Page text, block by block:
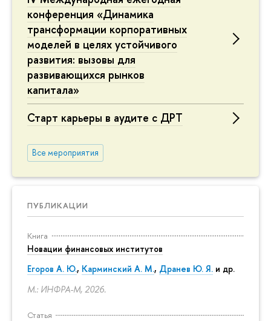
конференция «Динамика
трансформации корпоративных
моделей в целях устойчивого
развития: вызовы для
развивающихся рынков
капитала»
Старт карьеры в аудите с ДРТ
Все мероприятия
ПУБЛИКАЦИИ
Книга
Новации финансовых институтов
Егоров А. Ю., Карминский А. М., Дранев Ю. Я. и др.
М.: ИНФРА-М, 2026.
Статья